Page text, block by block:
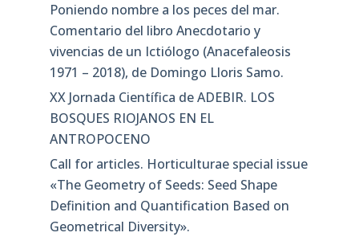
Poniendo nombre a los peces del mar.
Comentario del libro Anecdotario y
vivencias de un Ictiólogo (Anacefaleosis
1971 – 2018), de Domingo Lloris Samo.
XX Jornada Científica de ADEBIR. LOS
BOSQUES RIOJANOS EN EL
ANTROPOCENO
Call for articles. Horticulturae special issue
«The Geometry of Seeds: Seed Shape
Definition and Quantification Based on
Geometrical Diversity»​.